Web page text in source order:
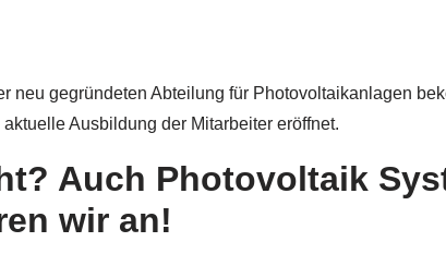
gegründeten Abteilung für Photovoltaikanlagen
Ausbildung der Mitarbeiter eröffnet.
Auch Photovoltaik
wir an!